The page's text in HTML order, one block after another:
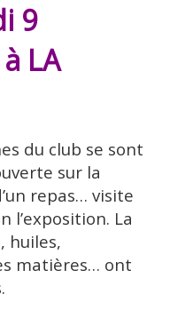
9
LA
du club se sont
sur la
repas… visite
l’exposition. La
huiles,
matières… ont